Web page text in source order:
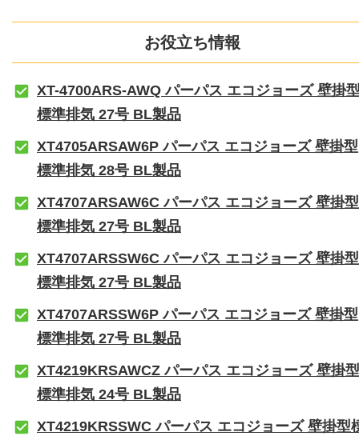
お役立ち情報
XT-4700ARS-AWQ パーパス エコジョーズ 壁掛
標準排気 27号 BL製品
XT4705ARSAW6P パーパス エコジョーズ 壁掛型
標準排気 28号 BL製品
XT4707ARSAW6C パーパス エコジョーズ 壁掛型
標準排気 27号 BL製品
XT4707ARSSW6C パーパス エコジョーズ 壁掛型
標準排気 27号 BL製品
XT4707ARSSW6P パーパス エコジョーズ 壁掛型
標準排気 27号 BL製品
XT4219KRSAWCZ パーパス エコジョーズ 壁掛型
標準排気 24号 BL製品
XT4219KRSSWC パーパス エコジョーズ 壁掛型